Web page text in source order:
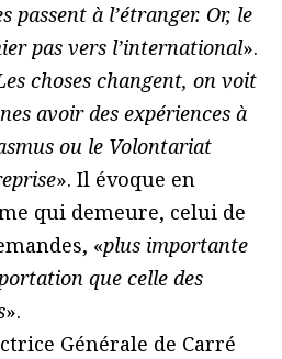
passent à l’étranger. Or, le
pas vers l’international».
choses changent, on voit
avoir des expériences à
ou le Volontariat
». Il évoque en
qui demeure, celui de
«plus importante
que celle des
».
Générale de Carré